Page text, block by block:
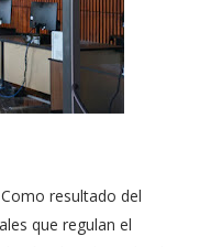
resultado del
que regulan el